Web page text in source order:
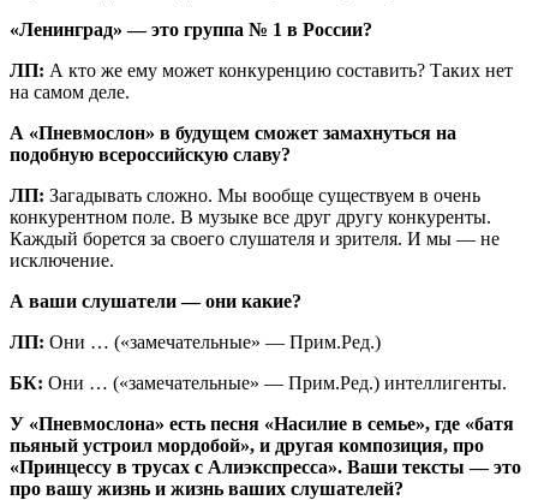
«Ленинград» — это группа № 1 в России?
ЛП: А кто же ему может конкуренцию составить? Таких нет
на самом деле.
А «Пневмослон» в будущем сможет замахнуться на
подобную всероссийскую славу?
ЛП: Загадывать сложно. Мы вообще существуем в очень
конкурентном поле. В музыке все друг другу конкуренты.
Каждый борется за своего слушателя и зрителя. И мы — не
исключение.
А ваши слушатели — они какие?
ЛП: Они … («замечательные» — Прим.Ред.)
БК: Они … («замечательные» — Прим.Ред.) интеллигенты.
У «Пневмослона» есть песня «Насилие в семье», где «батя
пьяный устроил мордобой», и другая композиция, про
«Принцессу в трусах с Алиэкспресса». Ваши тексты — это
про вашу жизнь и жизнь ваших слушателей?